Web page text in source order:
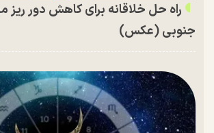
راه حل خلاقانه برای کاهش دور ریز
جنوبی (عکس)